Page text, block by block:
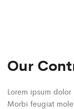
Our
Lorem ipsum
Morbi feugiat